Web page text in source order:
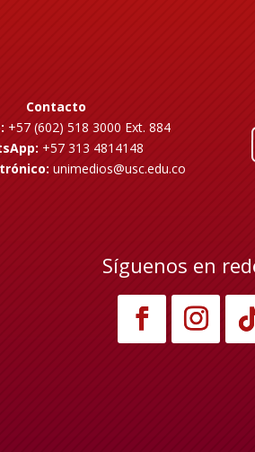
Contacto
+57 (602) 518 3000 Ext. 884
+57 313 4814148
unimedios@usc.edu.co
Síguenos en